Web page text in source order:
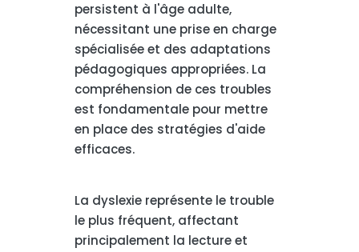
persistent à l'âge adulte,
nécessitant une prise en charge
spécialisée et des adaptations
pédagogiques appropriées. La
compréhension de ces troubles
est fondamentale pour mettre
en place des stratégies d'aide
efficaces.
La dyslexie représente le trouble
le plus fréquent, affectant
principalement la lecture et